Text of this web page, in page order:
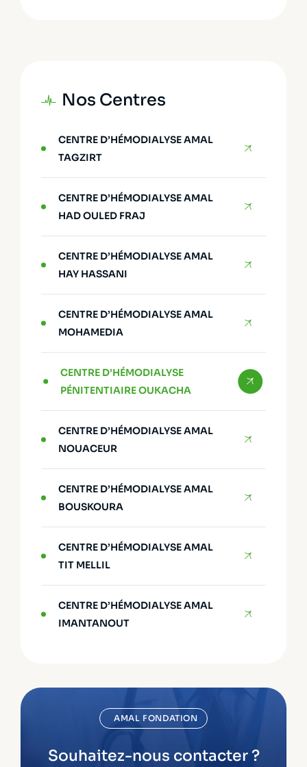
Nos Centres
CENTRE D’HÉMODIALYSE AMAL
TAGZIRT
CENTRE D’HÉMODIALYSE AMAL
HAD OULED FRAJ
CENTRE D’HÉMODIALYSE AMAL
HAY HASSANI
CENTRE D’HÉMODIALYSE AMAL
MOHAMEDIA
CENTRE D’HÉMODIALYSE
PÉNITENTIAIRE OUKACHA
CENTRE D’HÉMODIALYSE AMAL
NOUACEUR
CENTRE D’HÉMODIALYSE AMAL
BOUSKOURA
CENTRE D’HÉMODIALYSE AMAL
TIT MELLIL
CENTRE D’HÉMODIALYSE AMAL
IMANTANOUT
AMAL FONDATION
Souhaitez-nous contacter ?